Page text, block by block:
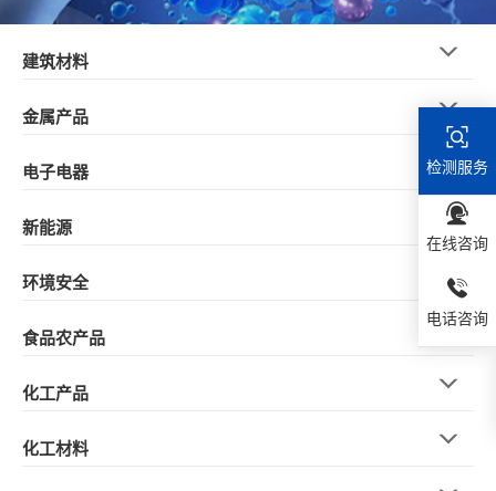
建筑材料
金属产品
电子电器
新能源
环境安全
食品农产品
化工产品
化工材料
检测服务
在线咨询
电话咨询